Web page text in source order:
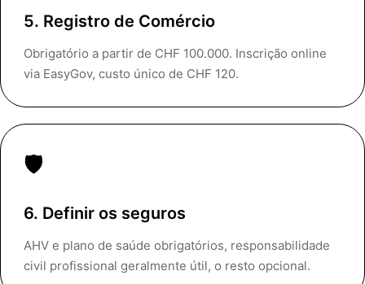
5. Registro de Comércio
Obrigatório a partir de CHF 100.000. Inscrição online
via EasyGov, custo único de CHF 120.
🛡️
6. Definir os seguros
AHV e plano de saúde obrigatórios, responsabilidade
civil profissional geralmente útil, o resto opcional.